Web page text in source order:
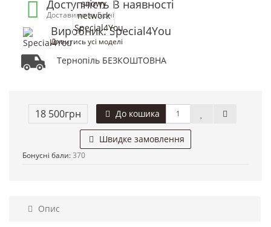
Доступність В наявності
Доставимо за 5 дні
Виробник: Special4You
Дивитись усі моделі
Тернопіль БЕЗКОШТОВНА
18 500грн До кошика
Швидке замовлення
Бонусні бали: 370
Опис